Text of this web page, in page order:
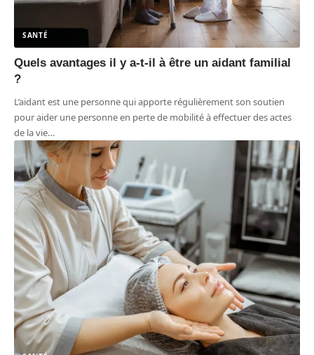
SANTÉ
Quels avantages il y a-t-il à être un aidant familial
?
L’aidant est une personne qui apporte régulièrement son soutien
pour aider une personne en perte de mobilité à effectuer des actes
de la vie…